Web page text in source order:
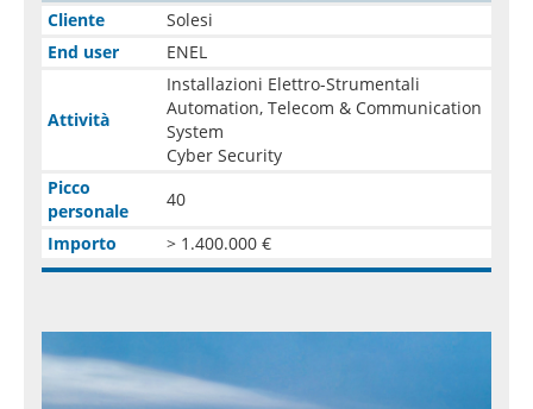
Cliente
Solesi
End user
ENEL
Attività
Installazioni Elettro-Strumentali
Automation, Telecom & Communication
System
Cyber Security
Picco
personale
40
Importo
> 1.400.000 €